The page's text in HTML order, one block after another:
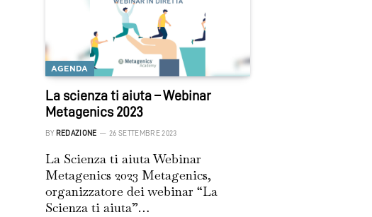
AGENDA
La scienza ti aiuta – Webinar
Metagenics 2023
BY REDAZIONE 26 SETTEMBRE 2023
La Scienza ti aiuta Webinar
Metagenics 2023 Metagenics,
organizzatore dei webinar “La
Scienza ti aiuta”…